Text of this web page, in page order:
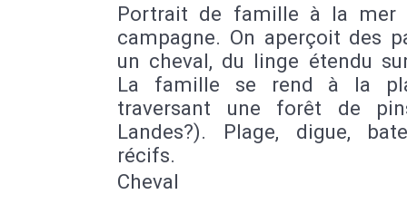
Portrait de famille à la
campagne. On aperçoit des
un cheval, du linge étendu
La famille se rend à la
traversant une forêt de
Landes?). Plage, digue,
récifs.
Cheval